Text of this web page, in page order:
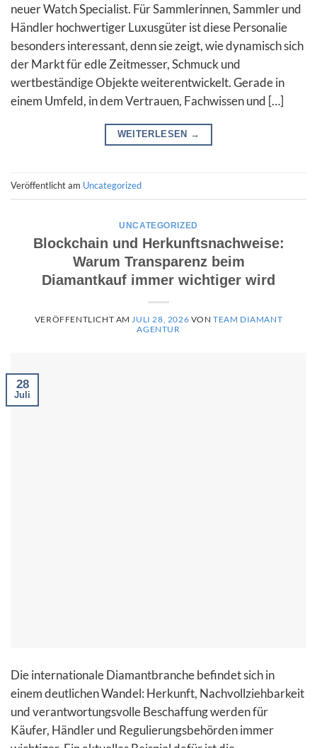
neuer Watch Specialist. Für Sammlerinnen, Sammler und
Händler hochwertiger Luxusgüter ist diese Personalie
besonders interessant, denn sie zeigt, wie dynamisch sich
der Markt für edle Zeitmesser, Schmuck und
wertbeständige Objekte weiterentwickelt. Gerade in
einem Umfeld, in dem Vertrauen, Fachwissen und […]
WEITERLESEN →
Veröffentlicht am Uncategorized
UNCATEGORIZED
Blockchain und Herkunftsnachweise:
Warum Transparenz beim
Diamantkauf immer wichtiger wird
VERÖFFENTLICHT AMJULI 28, 2026 VONTEAM DIAMANT
AGENTUR
28
Juli
Die internationale Diamantbranche befindet sich in
einem deutlichen Wandel: Herkunft, Nachvollziehbarkeit
und verantwortungsvolle Beschaffung werden für
Käufer, Händler und Regulierungsbehörden immer